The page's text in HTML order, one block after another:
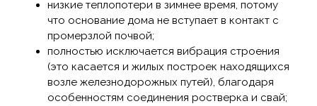
низкие теплопотери в зимнее время, потому
что основание дома не вступает в контакт с
промерзлой почвой;
полностью исключается вибрация строения
(это касается и жилых построек находящихся
возле железнодорожных путей), благодаря
особенностям соединения ростверка и свай;